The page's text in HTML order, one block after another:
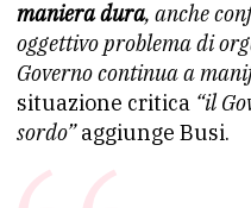
maniera dura, anche
oggettivo problema di
Governo continua a
situazione critica “il
sordo”aggiunge Busi.